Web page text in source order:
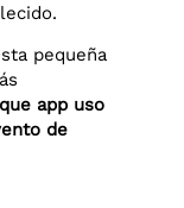
pequeña
app uso
de